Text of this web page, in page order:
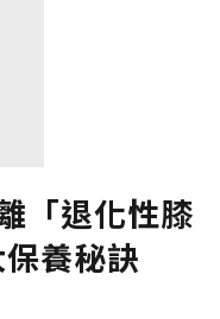
「退化性膝
養秘訣